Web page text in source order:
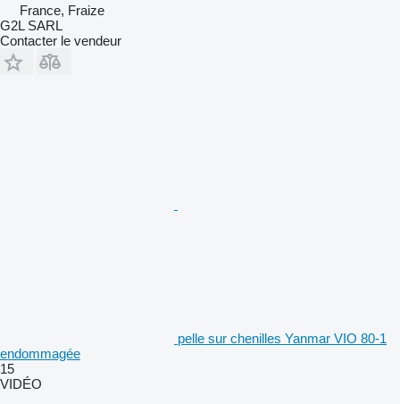
France, Fraize
G2L SARL
Contacter le vendeur
pelle sur chenilles Yanmar VIO 80-1
endommagée
15
VIDÉO